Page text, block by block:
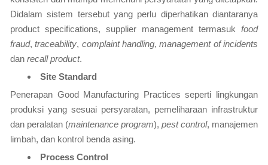
Didalam sistem tersebut yang perlu diperhatikan diantaranya
product specifications, supplier management termasuk food
fraud,traceability, complaint handling,management of incidents
dan recall product.
Site Standard
Penerapan Good Manufacturing Practices seperti lingkungan
produksi yang sesuai persyaratan, pemeliharaan infrastruktur
dan peralatan (maintenance program), pest control, manajemen
limbah, dan kontrol benda asing.
Process Control